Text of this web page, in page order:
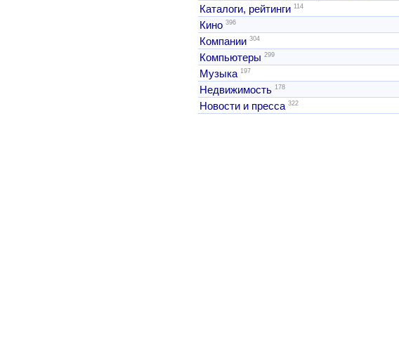
Каталоги, рейтинги 114
Кино 396
Компании 304
Компьютеры 299
Музыка 197
Недвижимость 178
Новости и пресса 322